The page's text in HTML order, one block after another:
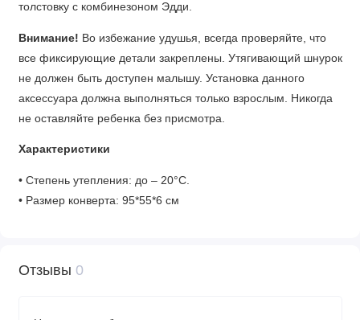
толстовку с комбинезоном Эдди.
Внимание! Во избежание удушья, всегда проверяйте, что
все фиксирующие детали закреплены. Утягивающий шнурок
не должен быть доступен малышу. Установка данного
аксессуара должна выполняться только взрослым. Никогда
не оставляйте ребенка без присмотра.
Характеристики
• Степень утепления: до – 20°С.
• Размер конверта: 95*55*6 см
Отзывы 0